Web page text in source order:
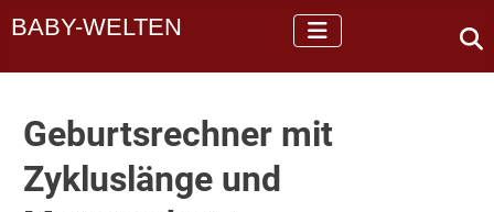
BABY-WELTEN
Geburtsrechner mit
Zykluslänge und